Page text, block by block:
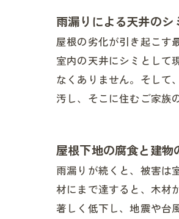
雨漏りによる天井のシ
屋根の劣化が引き起こす
室内の天井にシミとして
なくありません。そして
汚し、そこに住むご家族
屋根下地の腐食と建物
雨漏りが続くと、被害は
材にまで達すると、木材
著しく低下し、地震や台